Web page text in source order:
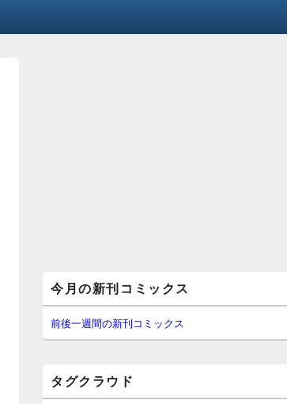
イ
ン
サ
イ
ー
今月の新刊コミックス
前後一週間の新刊コミックス
タグクラウド